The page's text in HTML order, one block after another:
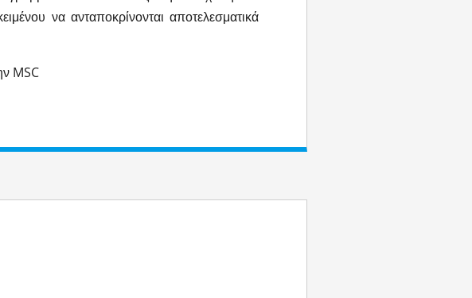
να ανταποκρίνονται αποτελεσματικά
MSC